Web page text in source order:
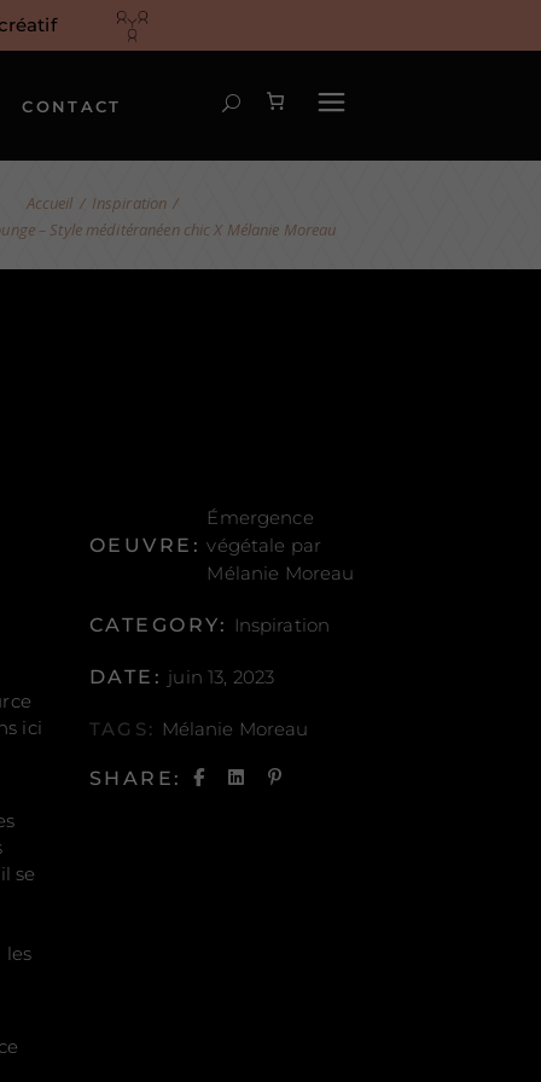
CONTACT
Inspiration
– Style méditéranéen chic X Mélanie Moreau
ici
se
les
OEUVRE:
Émergence
végétale par
Mélanie Moreau
CATEGORY: Inspiration
DATE: juin 13, 2023
TAGS: Mélanie Moreau
SHARE: